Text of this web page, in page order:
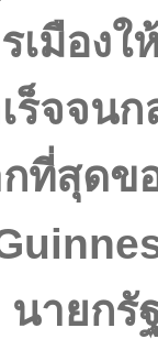
เมือง
ร็จจน
ที่สุดข
นายกรั